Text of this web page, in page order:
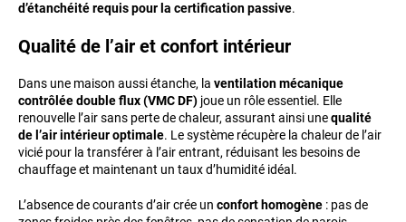
d’étanchéité requis pour la certification passive.
Qualité de l’air et confort intérieur
Dans une maison aussi étanche, la ventilation mécanique
contrôlée double flux (VMC DF) joue un rôle essentiel. Elle
renouvelle l’air sans perte de chaleur, assurant ainsi unequalité
de l’air intérieur optimale. Le système récupère la chaleur de l’air
vicié pour la transférer à l’air entrant, réduisant les besoins de
chauffage et maintenant un taux d’humidité idéal.
L’absence de courants d’air crée un confort homogène : pas de